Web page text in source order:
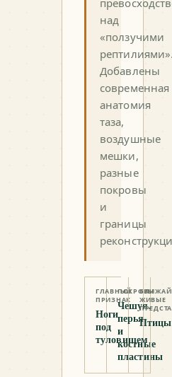
над
«ползучими
Добавлены
современная
анатомия
таза,
воздушные
мешки,
разные
покровы
и
границы
ГЛАВНЫЙ
ПРИЗНАК
Ноги
под
туловищем
ПОКРОВЫ
Чешуя,
перья
и
костные
пластины
ЖИВЫЕ
Птицы